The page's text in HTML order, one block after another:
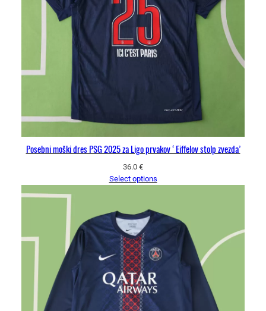
Posebni moški dres PSG 2025 za Ligo prvakov ‘Eiffelov stolp zvezda’
36.0 €
Select options